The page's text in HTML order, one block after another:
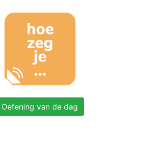
Oefening van de dag